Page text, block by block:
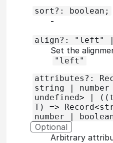
sort?: boolean;
‐
align?: "left"
Set the
"left"
attributes?:
string |
undefined> |
T) =>
number |
Optional
Arbitrary